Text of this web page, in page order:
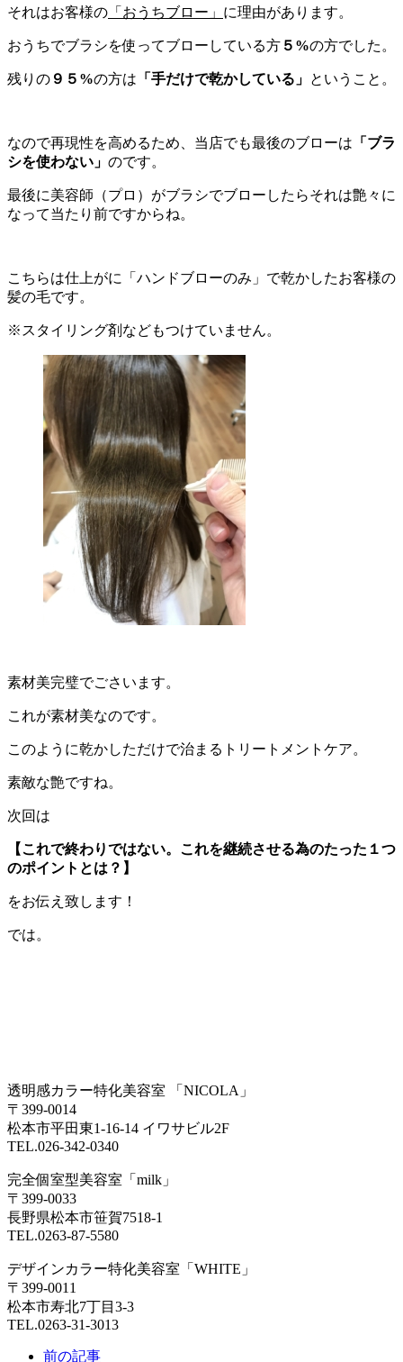
それはお客様の 「おうちブロー」 に理由があります。
おうちでブラシを使ってブローしている方 ５%の方でした。
残りの ９５%の方は 「手だけで乾かしている」 ということ。
なので再現性を高めるため、当店でも最後のブローは 「ブラ
シを使わない」 のです。
最後に美容師（プロ）がブラシでブローしたらそれは艶々に
なって当たり前ですからね。
こちらは仕上がに「ハンドブローのみ」で乾かしたお客様の
髪の毛です。
※スタイリング剤などもつけていません。
素材美完璧でごさいます。
これが素材美なのです。
このように乾かしただけで治まるトリートメントケア。
素敵な艶ですね。
次回は
【これで終わりではない。これを継続させる為のたった１つ
のポイントとは？】
をお伝え致します！
では。
透明感カラー特化美容室 「NICOLA」
〒399-0014
松本市平田東1-16-14 イワサビル2F
TEL.026-342-0340
完全個室型美容室「milk」
〒399-0033
長野県松本市笹賀7518-1
TEL.0263-87-5580
デザインカラー特化美容室「WHITE」
〒399-0011
松本市寿北7丁目3-3
TEL.0263-31-3013
前の記事